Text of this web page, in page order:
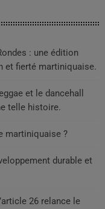
: une édition
et fierté martiniquaise.
et le dancehall
telle histoire.
martiniquaise ?
durable et
26 relance le